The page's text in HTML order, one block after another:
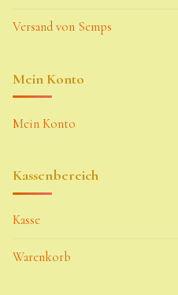
Versand von Semps
Mein Konto
Mein Konto
Kassenbereich
Kasse
Warenkorb